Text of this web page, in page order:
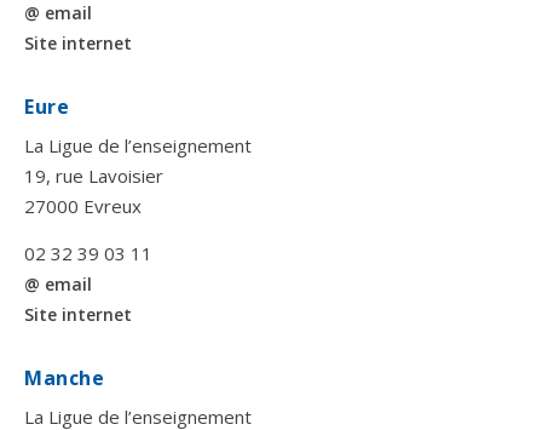
@ email
Site internet
Eure
La Ligue de l’enseignement
19, rue Lavoisier
27000 Evreux
02 32 39 03 11
@ email
Site internet
Manche
La Ligue de l’enseignement